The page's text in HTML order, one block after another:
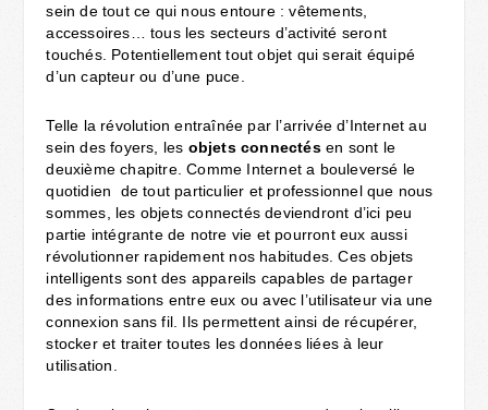
sein de tout ce qui nous entoure : vêtements,
accessoires… tous les secteurs d’activité seront
touchés. Potentiellement tout objet qui serait équipé
d’un capteur ou d’une puce.
Telle la révolution entraînée par l’arrivée d’Internet au
sein des foyers, les objets connectésen sont le
deuxième chapitre. Comme Internet a bouleversé le
quotidien de tout particulier et professionnel que nous
sommes, les objets connectés deviendront d’ici peu
partie intégrante de notre vie et pourront eux aussi
révolutionner rapidement nos habitudes. Ces objets
intelligents sont des appareils capables de partager
des informations entre eux ou avec l’utilisateur via une
connexion sans fil. Ils permettent ainsi de récupérer,
stocker et traiter toutes les données liées à leur
utilisation.